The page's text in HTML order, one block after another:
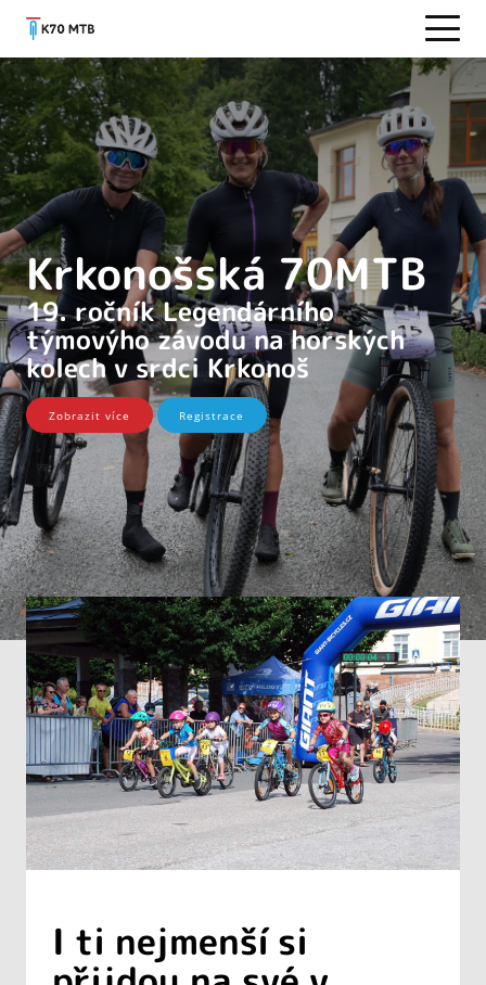
Krkonošská 70MTB
19. ročník Legendárního
týmovýho závodu na horských
kolech v srdci Krkonoš
Zobrazit více Registrace
I ti nejmenší si